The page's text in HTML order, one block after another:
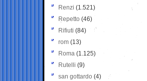
Renzi (1.521)
Repetto (46)
Rifiuti (84)
rom (13)
Roma (1.125)
Rutelli (9)
san gottardo (4)